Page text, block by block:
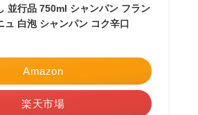
並行品 750ml シャンパン フラン
ュ 白泡 シャンパン コク辛口
Amazon
楽天市場